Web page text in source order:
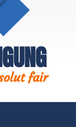
fair